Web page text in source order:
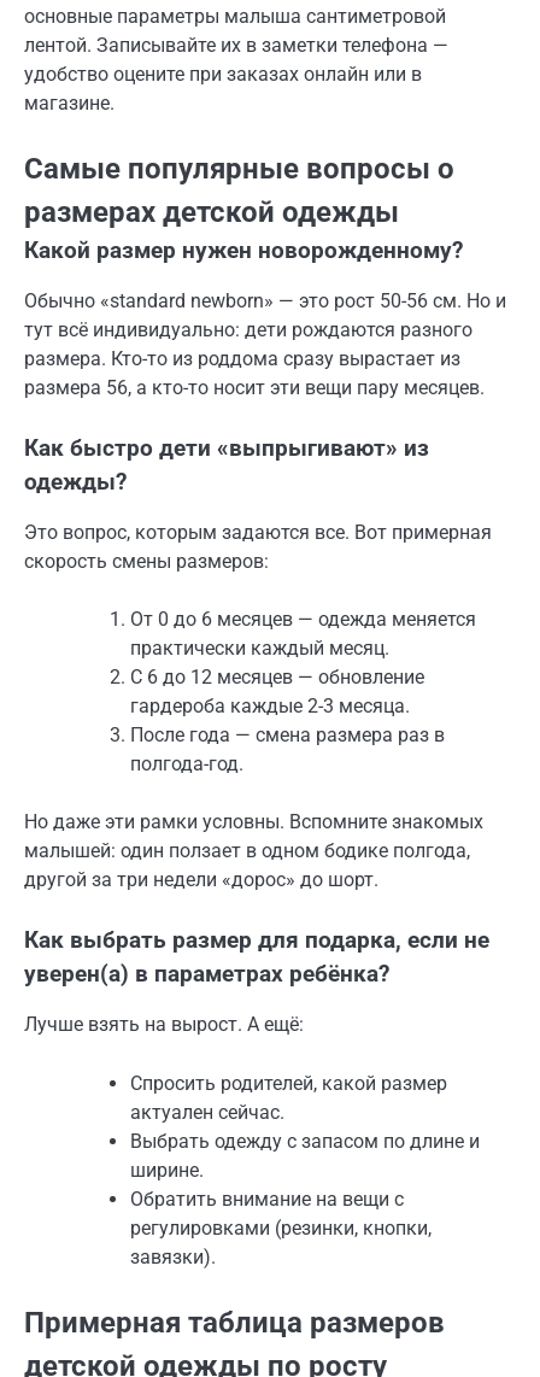
основные параметры малыша сантиметровой
лентой. Записывайте их в заметки телефона —
удобство оцените при заказах онлайн или в
магазине.
Самые популярные вопросы о
размерах детской одежды
Какой размер нужен новорожденному?
Обычно «standard newborn» — это рост 50-56 см. Но и
тут всё индивидуально: дети рождаются разного
размера. Кто-то из роддома сразу вырастает из
размера 56, а кто-то носит эти вещи пару месяцев.
Как быстро дети «выпрыгивают» из
одежды?
Это вопрос, которым задаются все. Вот примерная
скорость смены размеров:
От 0 до 6 месяцев — одежда меняется
практически каждый месяц.
С 6 до 12 месяцев — обновление
гардероба каждые 2-3 месяца.
После года — смена размера раз в
полгода-год.
Но даже эти рамки условны. Вспомните знакомых
малышей: один ползает в одном бодике полгода,
другой за три недели «дорос» до шорт.
Как выбрать размер для подарка, если не
уверен(а) в параметрах ребёнка?
Лучше взять на вырост. А ещё:
Спросить родителей, какой размер
актуален сейчас.
Выбрать одежду с запасом по длине и
ширине.
Обратить внимание на вещи с
регулировками (резинки, кнопки,
завязки).
Примерная таблица размеров
детской одежды по росту